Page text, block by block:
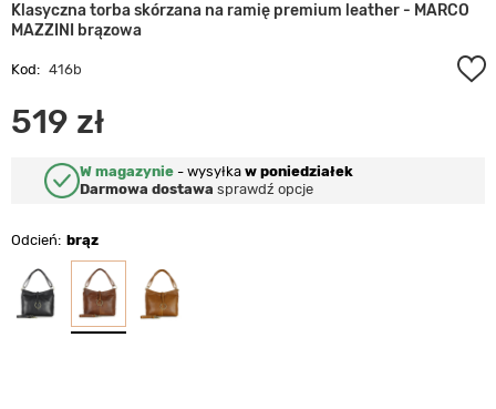
Klasyczna torba skórzana na ramię premium leather - MARCO
MAZZINI brązowa
Kod: 416b
519 zł
W magazynie - wysyłka w poniedziałek
Darmowa dostawa sprawdź opcje
Odcień brąz